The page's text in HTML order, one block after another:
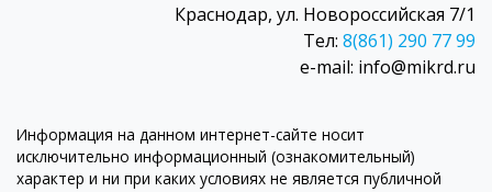
Краснодар, ул. Новороссийская 7/1
Тел: 8(861) 290 77 99
e-mail: info@mikrd.ru
Информация на данном интернет-сайте носит
исключительно информационный (ознакомительный)
характер и ни при каких условиях не является публичной